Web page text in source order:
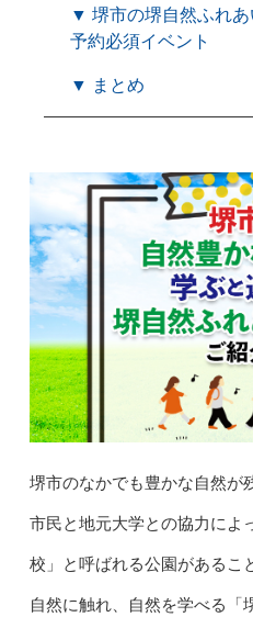
▼ 堺市の堺自然ふれ
予約必須イベント
▼ まとめ
堺市のなかでも豊かな自然が
市民と地元大学との協力によ
校」と呼ばれる公園があるこ
自然に触れ、自然を学べる「